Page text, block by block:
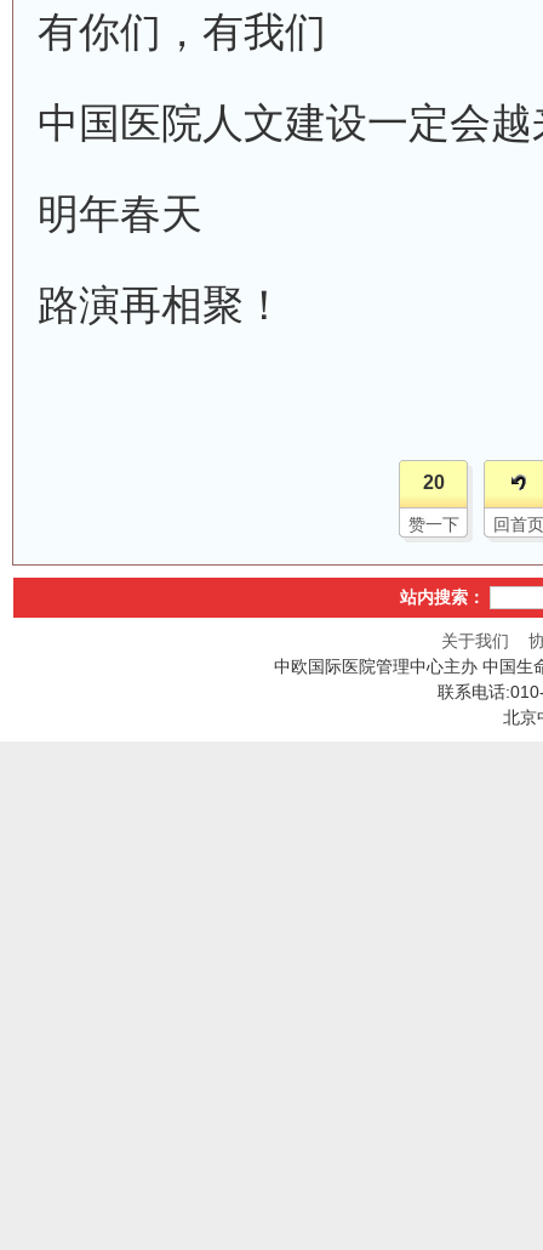
有你们，有我们
中国医院人文建设一定会
明年春天
路演再相聚！
20
赞一下 回首页
站内搜索：
关于我们
中欧国际医院管理中心主办 中国生
联系电话
北京